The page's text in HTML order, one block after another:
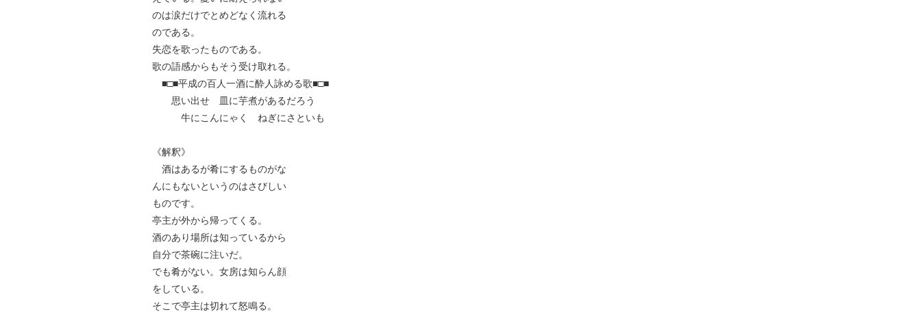
のは涙だけでとめどなく流れる
のである。
失恋を歌ったものである。
歌の語感からもそう受け取れる。
■□■平成の百人一酒に酔人詠める歌■□■
思い出せ 皿に芋煮があるだろう
牛にこんにゃく ねぎにさといも
《解釈》
酒はあるが肴にするものがな
んにもないというのはさびしい
ものです。
亭主が外から帰ってくる。
酒のあり場所は知っているから
自分で茶碗に注いだ。
でも肴がない。女房は知らん顔
をしている。
そこで亭主は切れて怒鳴る。